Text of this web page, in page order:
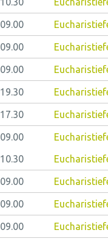
09.00
09.00
09.00
19.30
17.30
09.00
10.30
09.00
09.00
09.00